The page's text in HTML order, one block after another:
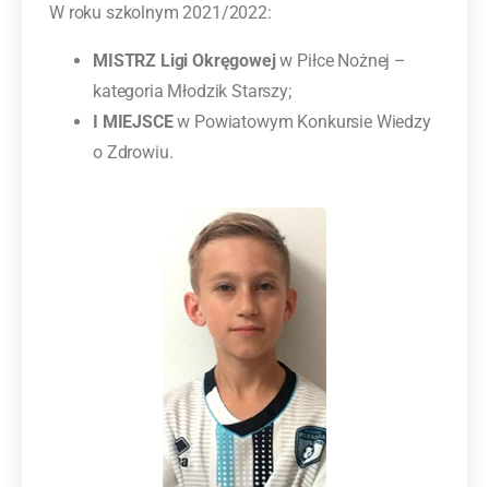
W roku szkolnym 2021/2022:
MISTRZ Ligi Okręgowejw Piłce Nożnej –
kategoria Młodzik Starszy;
I MIEJSCEw Powiatowym Konkursie Wiedzy
o Zdrowiu.